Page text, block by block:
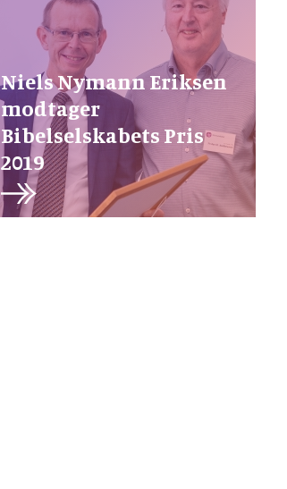
Niels Nymann Eriksen
modtager
Bibelselskabets Pris
2019